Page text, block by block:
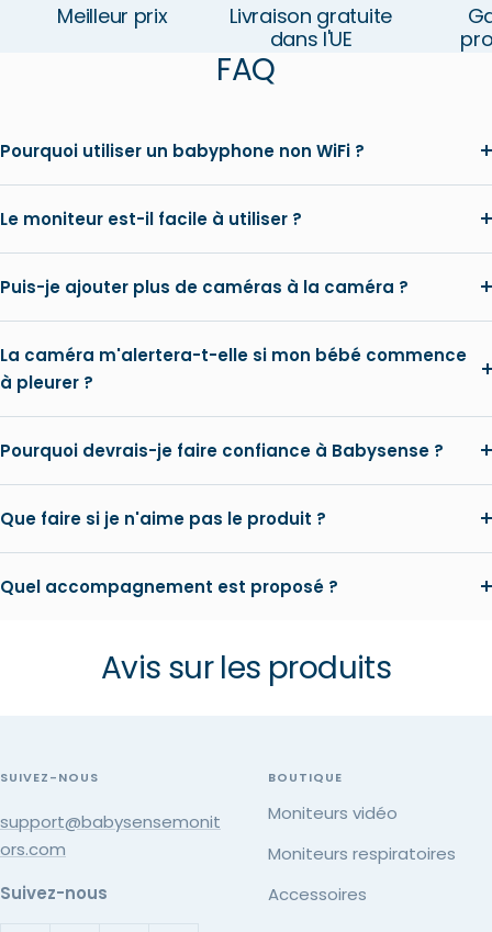
Meilleur prix
Livraison gratuite
dans l'UE
FAQ
Pourquoi utiliser un babyphone non WiFi ?
Le moniteur est-il facile à utiliser ?
Puis-je ajouter plus de caméras à la caméra ?
La caméra m'alertera-t-elle si mon bébé commence
à pleurer ?
Pourquoi devrais-je faire confiance à Babysense ?
Que faire si je n'aime pas le produit ?
Quel accompagnement est proposé ?
Avis sur les produits
SUIVEZ-NOUS
support@babysensemonit
ors.com
Suivez-nous
BOUTIQUE
Moniteurs vidéo
Moniteurs respiratoires
Accessoires